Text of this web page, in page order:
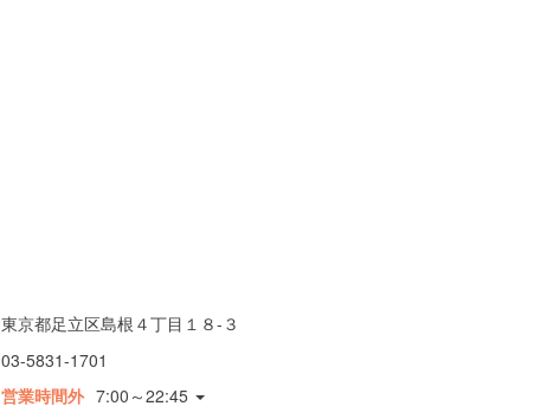
東京都足立区島根４丁目１８-３
03-5831-1701
営業時間外 7:00～22:45